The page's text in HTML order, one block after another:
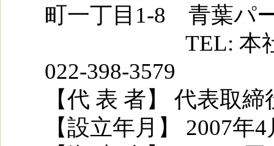
町一丁目1-8 青葉パ
TEL: 本社と同
022-398-3579
【代 表 者】 代表取
【設立年月】 2007年